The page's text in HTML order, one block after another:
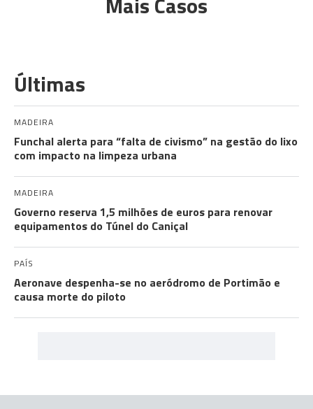
Últimas
MADEIRA
Funchal alerta para “falta de civismo” na gestão do lixo
com impacto na limpeza urbana
MADEIRA
Governo reserva 1,5 milhões de euros para renovar
equipamentos do Túnel do Caniçal
PAÍS
Aeronave despenha-se no aeródromo de Portimão e
causa morte do piloto